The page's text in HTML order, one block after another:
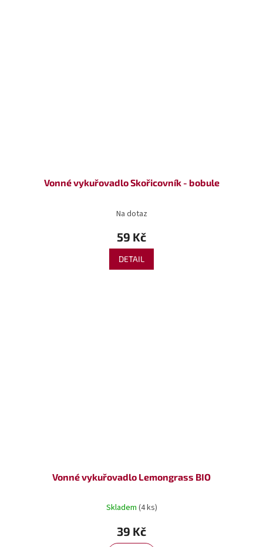
Vonné vykuřovadlo Skořicovník - bobule
Na dotaz
59 Kč
DETAIL
Vonné vykuřovadlo Lemongrass BIO
Skladem (4 ks)
39 Kč